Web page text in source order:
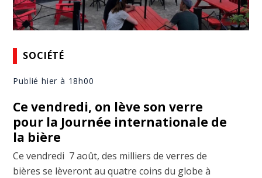
SOCIÉTÉ
Publié hier à 18h00
Ce vendredi, on lève son verre
pour la Journée internationale de
la bière
Ce vendredi 7 août, des milliers de verres de
bières se lèveront au quatre coins du globe à